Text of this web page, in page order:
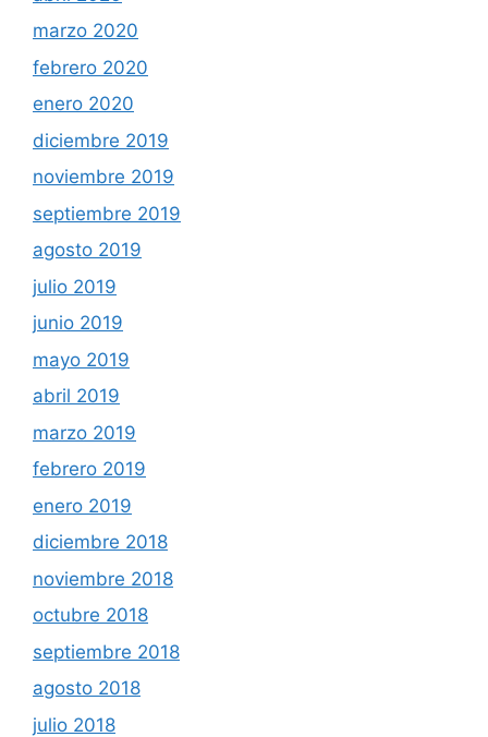
marzo 2020
febrero 2020
enero 2020
diciembre 2019
noviembre 2019
septiembre 2019
agosto 2019
julio 2019
junio 2019
mayo 2019
abril 2019
marzo 2019
febrero 2019
enero 2019
diciembre 2018
noviembre 2018
octubre 2018
septiembre 2018
agosto 2018
julio 2018